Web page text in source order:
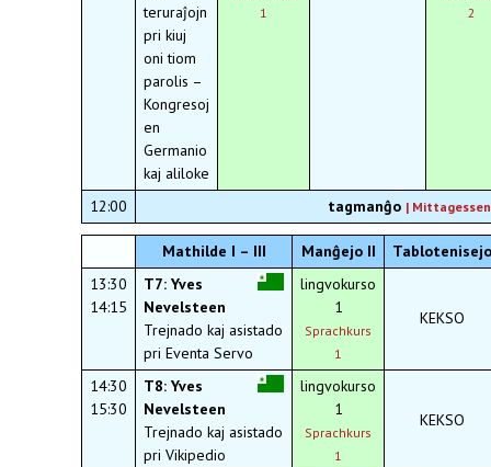
teruraĵojn
pri kiuj
oni tiom
parolis –
Kongresoj
en
Germanio
kaj aliloke
1
2
12:00 tagmanĝo | Mittagessen
Mathilde I – III Manĝejo II
Tablotenisejo
13:30
14:15
T7: Yves
Nevelsteen
Trejnado kaj asistado
pri Eventa Servo
lingvokurso
1
Sprachkurs
1
KEKSO
14:30
15:30
T8: Yves
Nevelsteen
Trejnado kaj asistado
pri Vikipedio
lingvokurso
1
Sprachkurs
1
KEKSO